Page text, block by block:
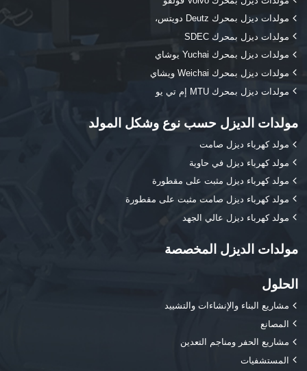
مولدات ديزل بمحرك Deutz دويتس،
مولدات ديزل بمحرك SDEC
مولدات ديزل بمحرك Yuchai يوشاي
مولدات ديزل بمحرك Weichai ويشاي
مولدات ديزل بمحرك MTU إم تي يو
مولدات الديزل حسب نوع وشكل المولد
مولد كهرباء ديزل صامت
مولد كهرباء ديزل في حاوية
مولد كهرباء ديزل مثبت على مقطورة
مولد كهرباء ديزل صامت مثبت على مقطورة
مولد كهرباء ديزل عالي الجهد
مولدات الديزل المخصصة
الحلول
مشاريع البناء والإنشاءات والتشييد
المصانع
مشاريع الحفر ومناجم التعدين
المستشفيات